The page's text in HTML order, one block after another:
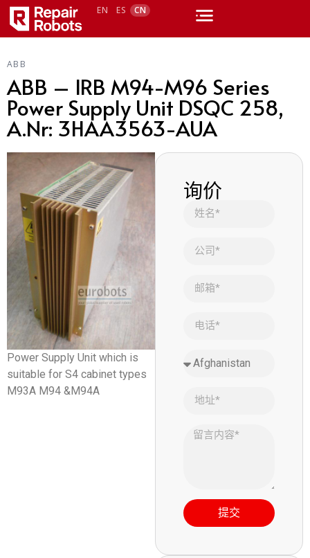
EN ES CN
ABB
ABB – IRB M94-M96 Series
Power Supply Unit DSQC 258,
A.Nr: 3HAA3563-AUA
Power Supply Unit which is
suitable for S4 cabinet types
M93A M94 &M94A
询价
提交